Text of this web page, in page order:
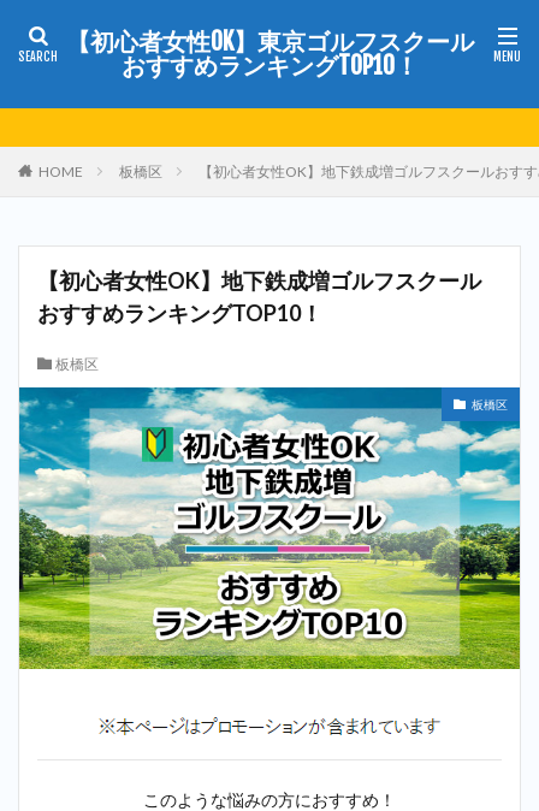
【初心者女性OK】東京ゴルフスクール
おすすめランキングTOP10！
HOME 板橋区 【初心者女性OK】地下鉄成増ゴルフスクールおす
【初心者女性OK】地下鉄成増ゴルフスクール
おすすめランキングTOP10！
板橋区
板橋区
このような悩みの方におすすめ！